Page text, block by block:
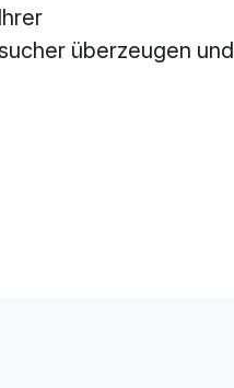
überzeugen und